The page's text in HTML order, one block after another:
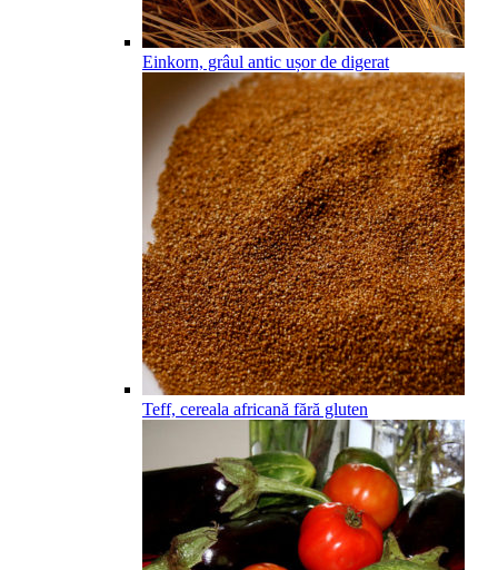
Einkorn, grâul antic ușor de digerat
Teff, cereala africană fără gluten